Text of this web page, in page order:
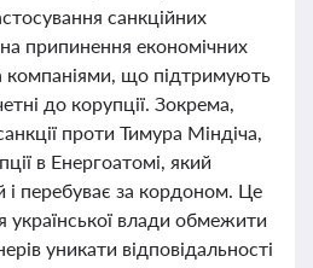
санкційних
припинення економічних
компаніями, що підтримують
до корупції. Зокрема,
проти Тимура Міндіча,
в Енергоатомі, який
і перебуває за кордоном. Це
української влади обмежити
уникати відповідальності